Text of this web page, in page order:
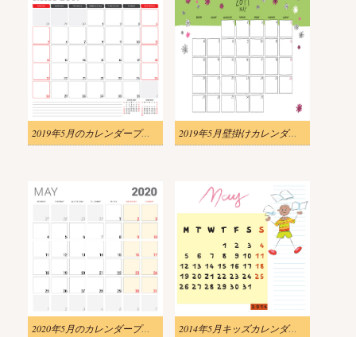
2019年5月のカレンダープランナーのイラストpng 2019年5月壁掛けカレンダー落書きスタイルpngのイラスト
2020年5月のカレンダープランナーのイラストpng 2014年5月キッズカレンダーpngのイラスト